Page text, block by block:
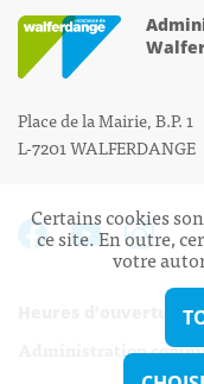
Place de la Mairie, B.P. 1
L-7201 WALFERDANGE
Heures d’ouverture:
Administration
Certains cookies
ce site. En outre,
votre